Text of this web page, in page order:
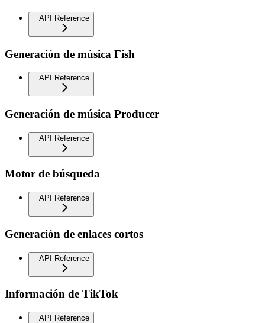
API Reference
Generación de música Fish
API Reference
Generación de música Producer
API Reference
Motor de búsqueda
API Reference
Generación de enlaces cortos
API Reference
Información de TikTok
API Reference